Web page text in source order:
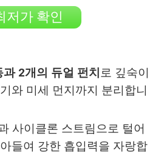
저가 확인
2개의 듀얼 펀치 로 깊숙이
와 미세 먼지까지 분리합니
사이클론 스트림으로 털어
들여 강한 흡입력을 자랑합